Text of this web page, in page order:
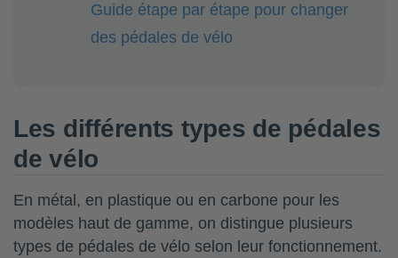
Guide étape par étape pour changer
des pédales de vélo
Les différents types de pédales
de vélo
En métal, en plastique ou en carbone pour les
modèles haut de gamme, on distingue plusieurs
types de pédales de vélo selon leur fonctionnement.